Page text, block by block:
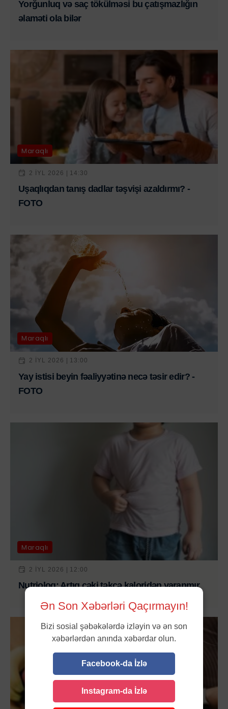
Yorğunluq və saç tökülməsi bu çatışmazlığın
əlaməti ola bilər
Maraqlı
2 IYL 2026 | 14:30
Uşaqlıqdan tanış dadlar təşvişi azaldırmı? -
FOTO
Maraqlı
2 IYL 2026 | 13:00
Yay istisi beyin fəaliyyətinə necə təsir edir? -
FOTO
Maraqlı
2 IYL 2026 | 12:00
Nutrioloq: Artıq çəki təkcə kaloridən yaranmır
Ən Son Xəbərləri Qaçırmayın!
Bizi sosial şəbəkələrdə izləyin və ən son
xəbərlərdən anında xəbərdar olun.
Facebook-da İzlə
Instagram-da İzlə